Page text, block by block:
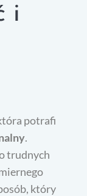
i
potrafi
.
trudnych
który